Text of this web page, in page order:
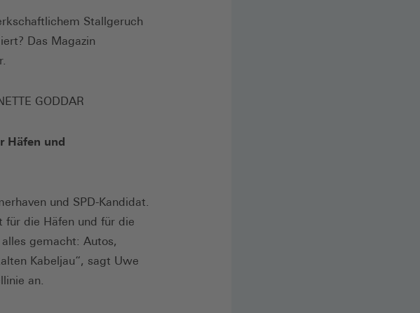
Stallgeruch
Das Magazin
GODDAR
Häfen und
und SPD-Kandidat.
für die Häfen und für die
gemacht: Autos,
Kabeljau“, sagt Uwe
an.